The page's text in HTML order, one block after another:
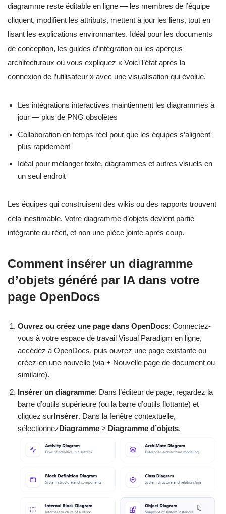
diagramme reste éditable en ligne — les membres de l’équipe
cliquent, modifient les attributs, mettent à jour les liens, tout en
lisant les explications environnantes. Idéal pour les documents
de conception, les guides d’intégration ou les aperçus
architecturaux où vous expliquez « Voici l’état après la
connexion de l’utilisateur » avec une visualisation qui évolue.
Les intégrations interactives maintiennent les diagrammes à
jour — plus de PNG obsolètes
Collaboration en temps réel pour que les équipes s’alignent
plus rapidement
Idéal pour mélanger texte, diagrammes et autres visuels en
un seul endroit
Les équipes qui construisent des wikis ou des rapports trouvent
cela inestimable. Votre diagramme d’objets devient partie
intégrante du récit, et non une pièce jointe après coup.
Comment insérer un diagramme
d’objets généré par IA dans votre
page OpenDocs
Ouvrez ou créez une page dans OpenDocs: Connectez-
vous à votre espace de travail Visual Paradigm en ligne,
accédez à OpenDocs, puis ouvrez une page existante ou
créez-en une nouvelle (via + Nouvelle page de document ou
similaire).
Insérer un diagramme: Dans l’éditeur de page, regardez la
barre d’outils supérieure (ou la barre d’outils flottante) et
cliquez surInsérer. Dans la fenêtre contextuelle,
sélectionnezDiagramme > Diagramme d’objets.